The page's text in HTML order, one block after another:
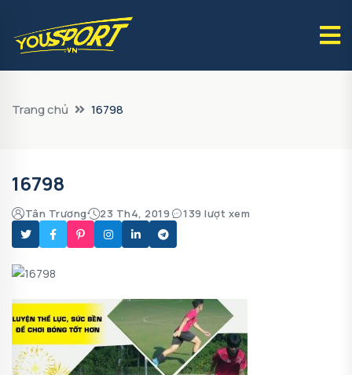
Trang chủ 16798
16798
Tân Trương 23 Th4, 2019 139 lượt xem